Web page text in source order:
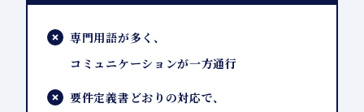
専門用語が多く、
コミュニケーションが一方通行
要件定義書どおりの対応で、